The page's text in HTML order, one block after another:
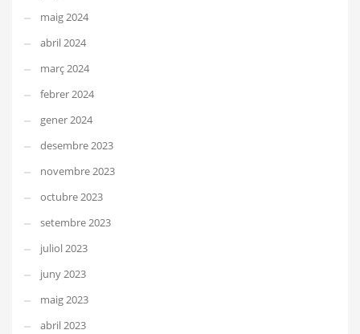
maig 2024
abril 2024
març 2024
febrer 2024
gener 2024
desembre 2023
novembre 2023
octubre 2023
setembre 2023
juliol 2023
juny 2023
maig 2023
abril 2023